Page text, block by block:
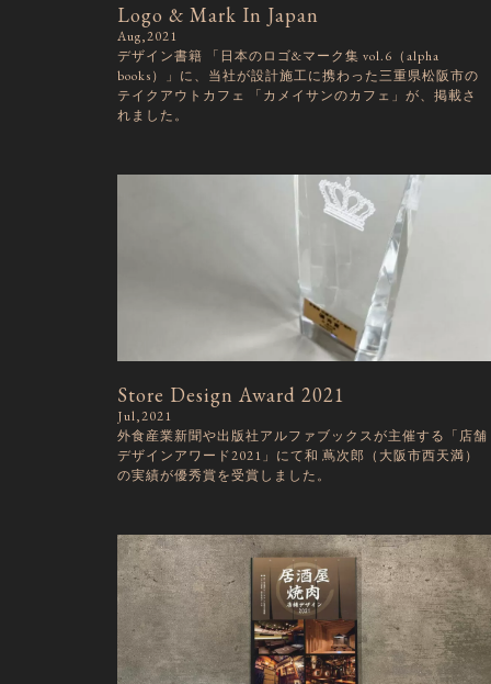
Logo & Mark In Japan
Aug,2021
デザイン書籍 「日本のロゴ&マーク集 vol.6（alpha
books）」に、当社が設計施工に携わった三重県松阪市の
テイクアウトカフェ 「カメイサンのカフェ」が、掲載さ
れました。
Store Design Award 2021
Jul,2021
外食産業新聞や出版社アルファブックスが主催する「店舗
デザインアワード2021」にて和 蔦次郎（大阪市西天満）
の実績が優秀賞を受賞しました。